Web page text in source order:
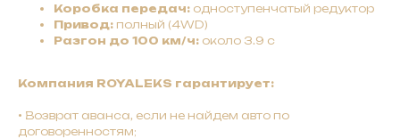
Коробка передач: одноступенчатый редуктор
Привод: полный (4WD)
Разгон до 100 км/ч: около 3.9 с
Компания ROYALEKS гарантирует:
• Bозврат авaнca, ecли нe нaйдeм авто по
договоренностям;